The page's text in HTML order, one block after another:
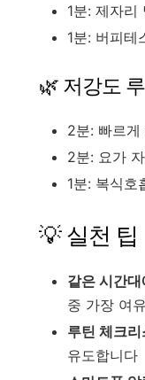
1분: 제자리
1분: 버피테
🌿 저강도
2분: 빠르게
2분: 요가
1분: 복식호
💡 실천 팁
같은 시간
중 가장 여
루틴 체크
유도합니다